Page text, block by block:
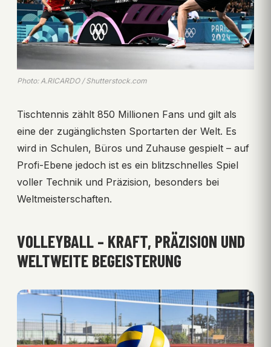
Photo: A.RICARDO / Shutterstock.com
Tischtennis zählt 850 Millionen Fans und gilt als
eine der zugänglichsten Sportarten der Welt. Es
wird in Schulen, Büros und Zuhause gespielt – auf
Profi-Ebene jedoch ist es ein blitzschnelles Spiel
voller Technik und Präzision, besonders bei
Weltmeisterschaften.
VOLLEYBALL – KRAFT, PRÄZISION UND
WELTWEITE BEGEISTERUNG